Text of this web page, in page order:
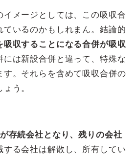
イメージとしては、この吸収合
ているのかもしれまん。結論的
吸収することになる合併が吸収
には新設合併と違って、特殊な
す。それらを含めて吸収合併の
う。
存続会社となり、残りの会社
する会社は解散し、所有してい